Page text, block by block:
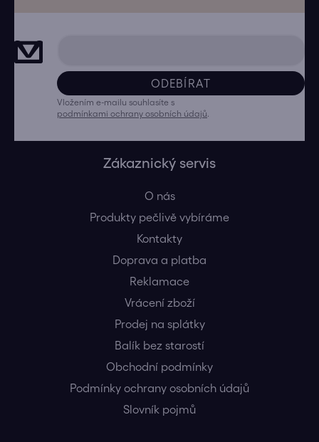
ODEBÍRAT
Vložením e-mailu souhlasíte s
podmínkami ochrany osobních údajů
Zákaznický servis
O nás
Produkty pečlivě vybíráme
Kontakty
Doprava a platba
Reklamace
Vrácení zboží
Prodej na splátky
Balík bez starostí
Obchodní podmínky
Podmínky ochrany osobních údajů
Slovník pojmů